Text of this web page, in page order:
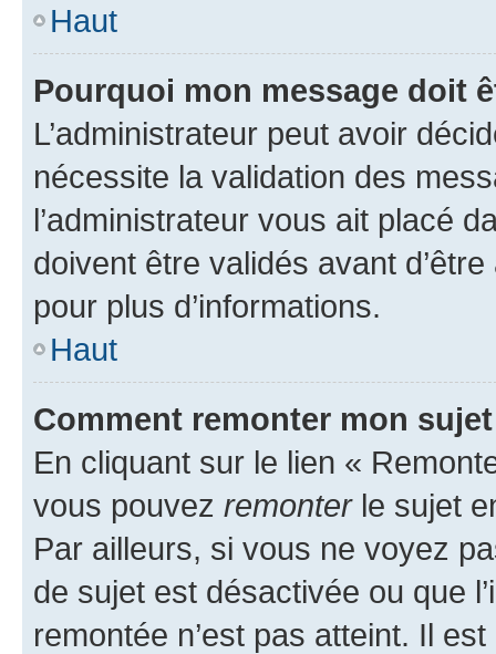
Haut
Pourquoi mon message doit
L’administrateur peut avoir
nécessite la validation des
l’administrateur vous ait placé
doivent être validés avant
pour plus d’informations.
Haut
Comment remonter mon
En cliquant sur le lien «
vous pouvez remonterle sujet
Par ailleurs, si vous ne voyez
de sujet est désactivée ou que
remontée n’est pas atteint. Il